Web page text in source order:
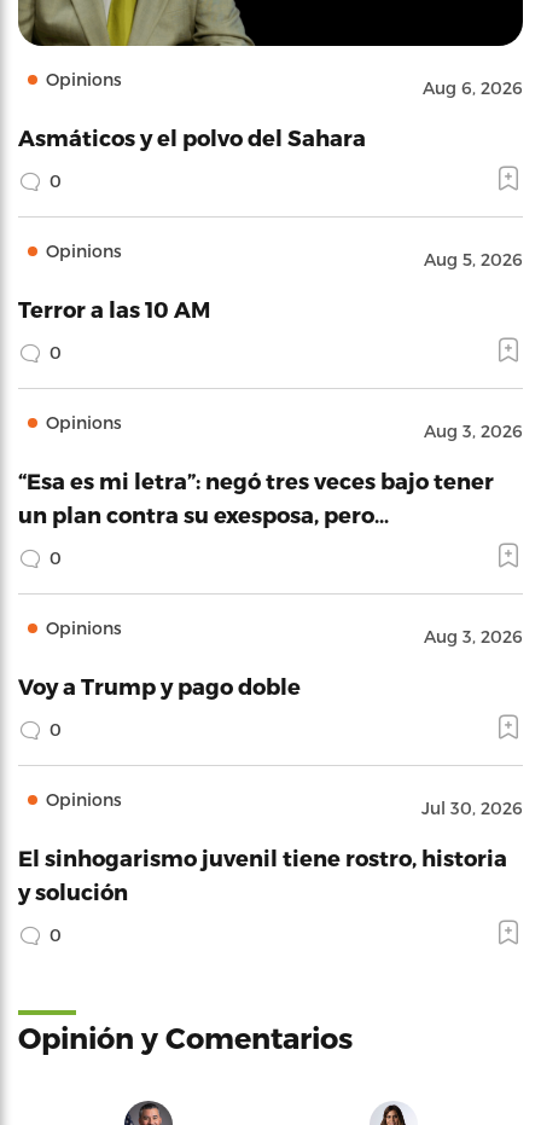
Opinions Aug 6, 2026
Asmáticos y el polvo del Sahara
0
Opinions Aug 5, 2026
Terror a las 10 AM
0
Opinions Aug 3, 2026
“Esa es mi letra”: negó tres veces bajo tener
un plan contra su exesposa, pero…
0
Opinions Aug 3, 2026
Voy a Trump y pago doble
0
Opinions Jul 30, 2026
El sinhogarismo juvenil tiene rostro, historia
y solución
0
Opinión y Comentarios